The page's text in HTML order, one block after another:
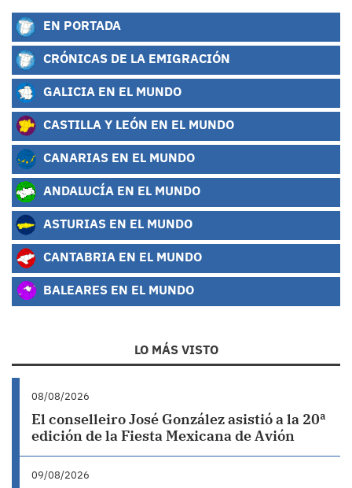
EN PORTADA
CRÓNICAS DE LA EMIGRACIÓN
GALICIA EN EL MUNDO
CASTILLA Y LEÓN EN EL MUNDO
CANARIAS EN EL MUNDO
ANDALUCÍA EN EL MUNDO
ASTURIAS EN EL MUNDO
CANTABRIA EN EL MUNDO
BALEARES EN EL MUNDO
LO MÁS VISTO
08/08/2026
El conselleiro José González asistió a la 20ª
edición de la Fiesta Mexicana de Avión
09/08/2026